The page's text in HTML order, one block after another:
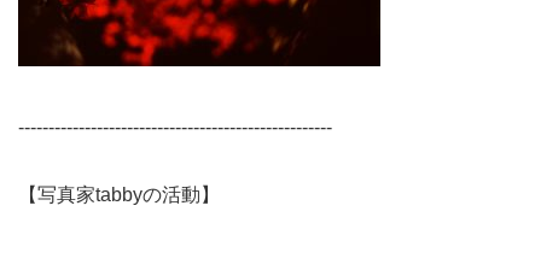
----------------------------------------------------
【写真家tabbyの活動】